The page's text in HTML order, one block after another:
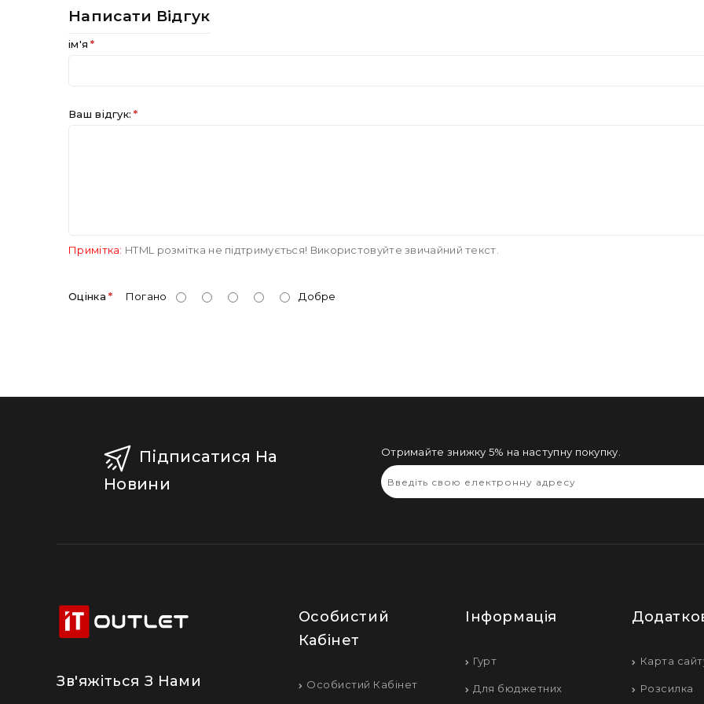
Написати Відгук
ім'я
Ваш відгук:
Примітка: HTML розмітка не підтримується! Використовуйте звичайний текст.
Оцінка Погано Добре
Підписатися На
Новини
Отримайте знижку 5% на наступну покупку.
Зв'яжіться З Нами
Особистий
Кабінет
Особистий Кабінет
Інформація
Гурт
Для бюджетних
Карта
Розсилка